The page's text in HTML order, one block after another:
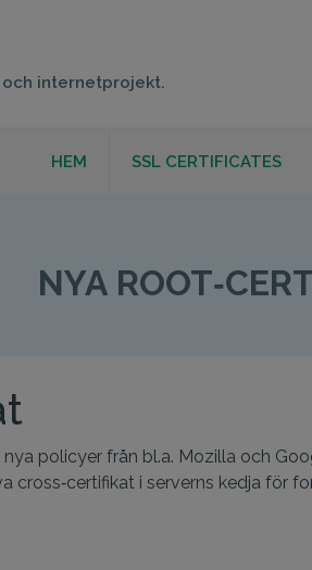
internetprojekt.
HEM SSL CERTIFICATES
NYA
policyer från bl.a. Mozilla och
cross‑certifikat i serverns kedja för